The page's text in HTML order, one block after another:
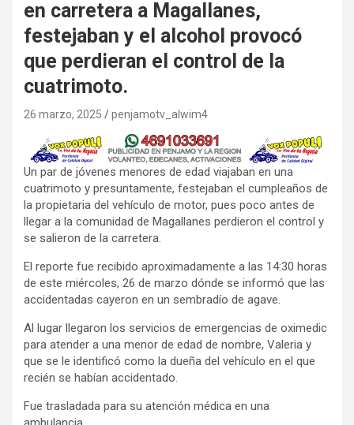
en carretera a Magallanes,
festejaban y el alcohol provocó
que perdieran el control de la
cuatrimoto.
26 marzo, 2025 penjamotv_alwim4
Un par de jóvenes menores de edad viajaban en una
cuatrimoto y presuntamente, festejaban el cumpleaños de
la propietaria del vehículo de motor, pues poco antes de
llegar a la comunidad de Magallanes perdieron el control y
se salieron de la carretera.
El reporte fue recibido aproximadamente a las 14:30 horas
de este miércoles, 26 de marzo dónde se informó que las
accidentadas cayeron en un sembradío de agave.
Al lugar llegaron los servicios de emergencias de oximedic
para atender a una menor de edad de nombre, Valeria y
que se le identificó como la dueña del vehículo en el que
recién se habían accidentado.
Fue trasladada para su atención médica en una